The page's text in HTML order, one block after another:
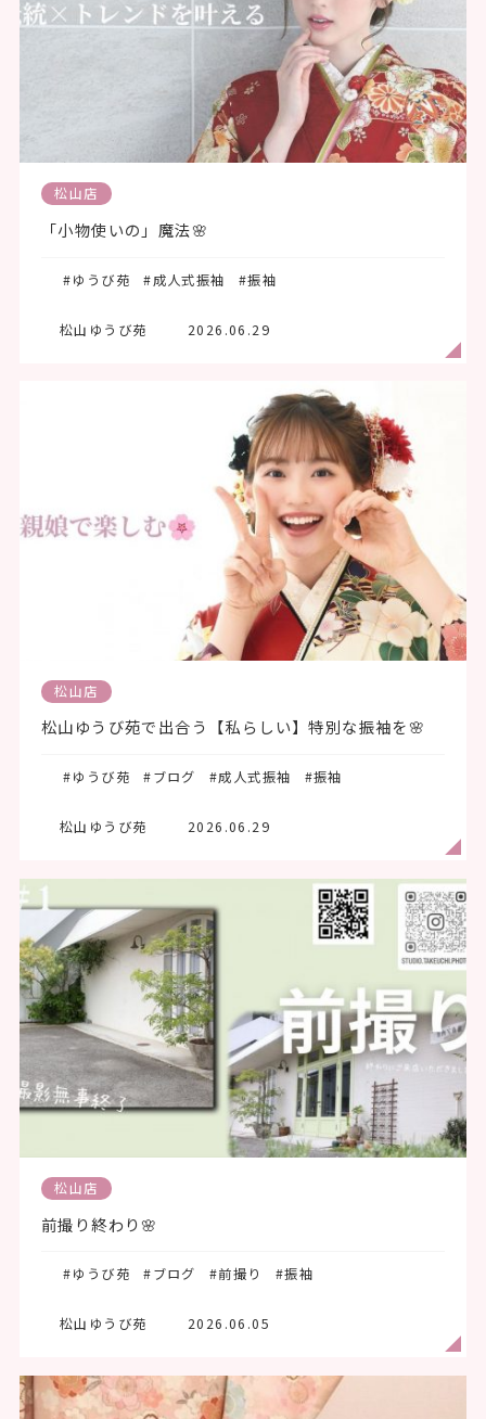
松山店
「小物使いの」魔法🌸
#ゆうび苑 #成人式振袖 #振袖
松山ゆうび苑 2026.06.29
松山店
松山ゆうび苑で出合う【私らしい】特別な振袖を🌸
#ゆうび苑 #ブログ #成人式振袖 #振袖
松山ゆうび苑 2026.06.29
松山店
前撮り終わり🌸
#ゆうび苑 #ブログ #前撮り #振袖
松山ゆうび苑 2026.06.05